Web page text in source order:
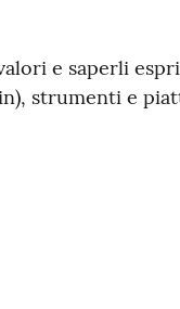
e saperli
strumenti e